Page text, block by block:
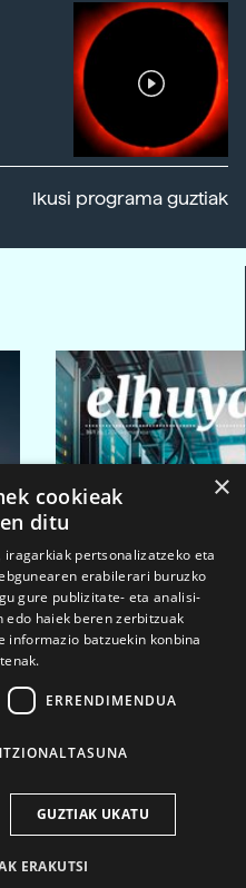
Ikusi programa guztiak
2026ko mar. 1a
×
cookieak
ditu
pertsonalizatzeko eta
erabilerari buruzko
gure publizitate- eta analisi-
edo haiek beren zerbitzuak
informazio batzuekin konbina
ERRENDIMENDUA
GUZTIAK UKATU
ERAKUTSI